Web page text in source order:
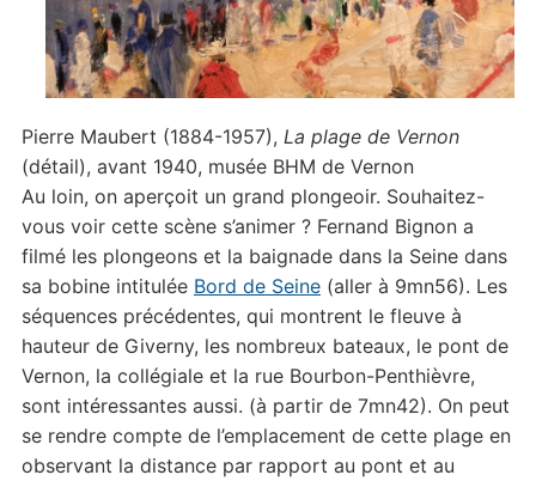
Pierre Maubert (1884-1957), La plage de Vernon
(détail), avant 1940, musée BHM de Vernon
Au loin, on aperçoit un grand plongeoir. Souhaitez-
vous voir cette scène s’animer ? Fernand Bignon a
filmé les plongeons et la baignade dans la Seine dans
sa bobine intitulée Bord de Seine(aller à 9mn56). Les
séquences précédentes, qui montrent le fleuve à
hauteur de Giverny, les nombreux bateaux, le pont de
Vernon, la collégiale et la rue Bourbon-Penthièvre,
sont intéressantes aussi. (à partir de 7mn42). On peut
se rendre compte de l’emplacement de cette plage en
observant la distance par rapport au pont et au